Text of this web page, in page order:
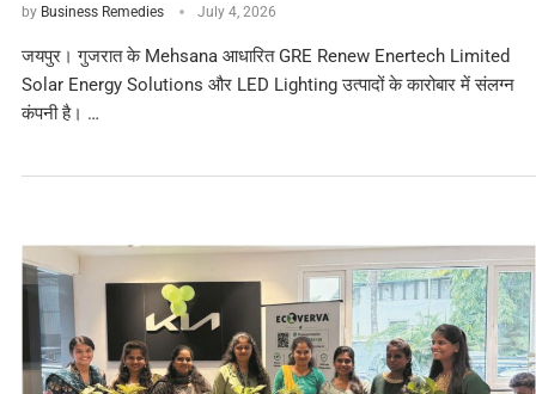
by Business Remedies July 4, 2026
जयपुर। गुजरात के Mehsana आधारित GRE Renew Enertech Limited
Solar Energy Solutions और LED Lighting उत्पादों के कारोबार में संलग्न
कंपनी है। …